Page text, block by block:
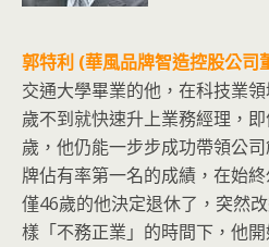
郭特利 (華風品牌智造控股公司
交通大學畢業的他，在科技業
歲不到就快速升上業務經理，
歲，他仍能一步步成功帶領公
牌佔有率第一名的成績，在始
僅46歲的他決定退休了，突然
樣「不務正業」的時間下，他